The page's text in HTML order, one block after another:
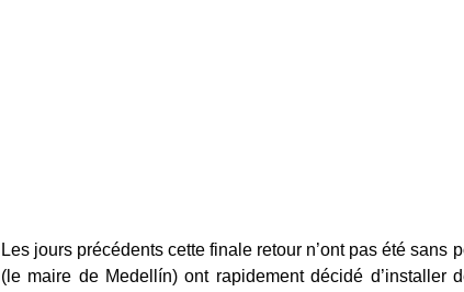
Les jours précédents cette finale retour n’ont pas été
(le maire de Medellín) ont rapidement décidé